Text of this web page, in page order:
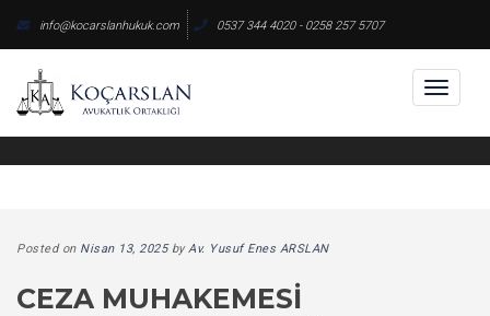
content
info@kocarslanhukuk.com 0537 344 4020 - 0258 257 5707
Posted on Nisan 13, 2025byAv. Yusuf Enes ARSLAN
CEZA MUHAKEMESI